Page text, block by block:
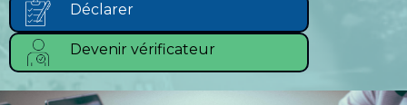
Déclarer
Devenir vérificateur